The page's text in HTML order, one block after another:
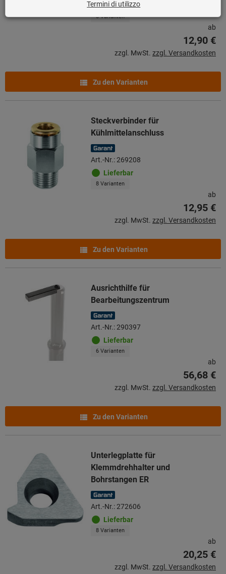
Lieferbar
8 Varianten
ab
12,90 €
zzgl. MwSt. zzgl. Versandkosten
Zu den Varianten
Steckverbinder für
Kühlmittelanschluss
Art.-Nr.: 269208
Lieferbar
8 Varianten
ab
12,95 €
zzgl. MwSt. zzgl. Versandkosten
Zu den Varianten
Ausrichthilfe für
Bearbeitungszentrum
Art.-Nr.: 290397
Lieferbar
6 Varianten
ab
56,68 €
zzgl. MwSt. zzgl. Versandkosten
Zu den Varianten
Unterlegplatte für
Klemmdrehhalter und
Bohrstangen ER
Art.-Nr.: 272606
Lieferbar
8 Varianten
ab
20,25 €
zzgl. MwSt. zzgl. Versandkosten